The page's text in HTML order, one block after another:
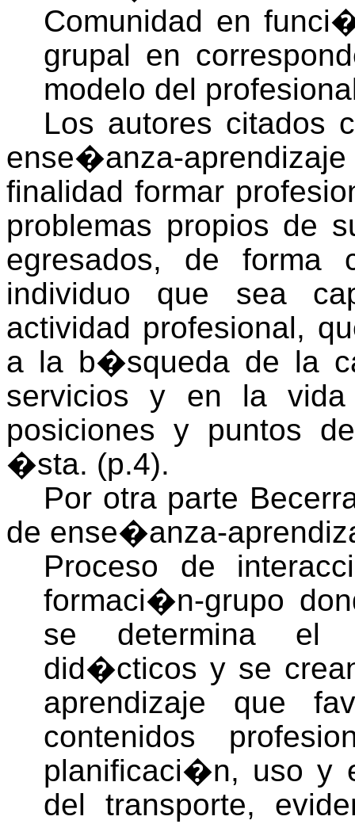
Comunidad en
grupal en
modelo del
Los autores citados
ense�anza-
finalidad formar
problemas propios de
egresados, de forma
individuo que sea
actividad profesional,
a la b�squeda de la
servicios y en la
posiciones y puntos
�sta. (p.4).
Por otra parte
de ense�anza-
Proceso de
formaci�n-grupo
se determina el
did�cticos y se
aprendizaje que
contenidos
planificaci�n, uso y
del transporte,